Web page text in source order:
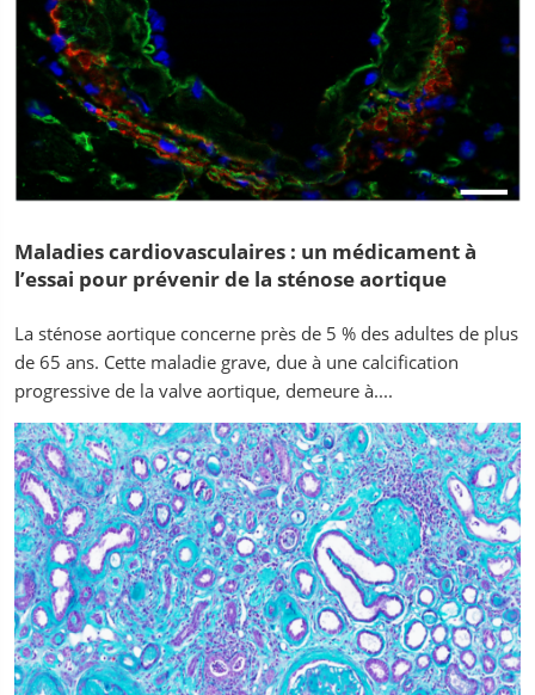
Maladies cardiovasculaires : un médicament à
l’essai pour prévenir de la sténose aortique
La sténose aortique concerne près de 5 % des adultes de plus
de 65 ans. Cette maladie grave, due à une calcification
progressive de la valve aortique, demeure à....